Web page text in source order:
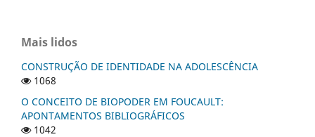
Mais lidos
CONSTRUÇÃO DE IDENTIDADE NA ADOLESCÊNCIA
1068
O CONCEITO DE BIOPODER EM FOUCAULT:
APONTAMENTOS BIBLIOGRÁFICOS
1042